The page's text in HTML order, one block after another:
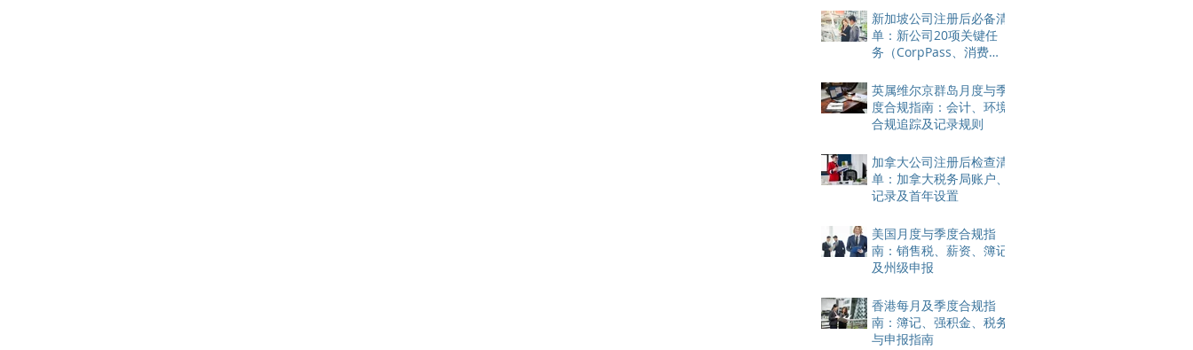
新加坡公司注册后必备清
单：新公司20项关键任
务（CorpPass、消费
英属维尔京群岛月度与季
度合规指南：会计、环境
合规追踪及记录规则
加拿大公司注册后检查清
单：加拿大税务局账户、
记录及首年设置
美国月度与季度合规指
南：销售税、薪资、簿记
及州级申报
香港每月及季度合规指
南：簿记、强积金、税务
与申报指南